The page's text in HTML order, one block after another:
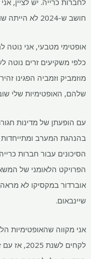
חושב ש-2024 לא הייתה שונה.
אופטימי מטבעי, אני
כלפי משקיעים זרים נוטה
מוזמביק וזמביה הפגינו
שלהם, האופטימיות שלי שוב
עם הופעתן של מדינות
בהנהגת המערב ומתייחדות
הסיכונים עבור חברות
הפרויקט הלאומני של
אוברדור במקסיקו לא
שיינבאום.
לקחים